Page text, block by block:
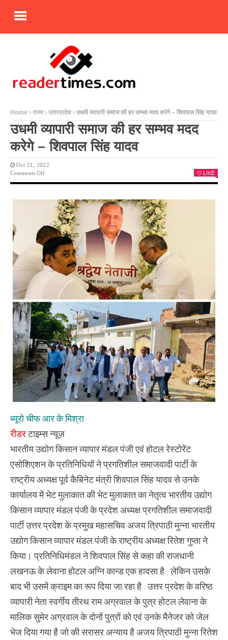
Home राज्य उत्तरप्रदेश उधमी व्यापारी समाज की हर सम्भव मदद करेगे – शिवपाल सिंह यादव
उधमी व्यापारी समाज की हर सम्भव मदद
करेगे – शिवपाल सिंह यादव
Oct 21, 2022
Comments OffOn
सम्भव
मदद
करेगे
शिवपाल
सिंह
यादव
LIKE
ब्यूरो चीफ आर के मिश्रा
रीडरटाइम्स न्यूज़
भारतीय उद्योग किसान व्यापार मंडल पंजी एवं होटल रेस्टोरेंट
एसोशिएशन के प्रतिनिधियों ने प्रगतिशील समाजवादी पार्टी के
राष्ट्रीय अध्यक्ष पूर्व कैबिनेट मंत्री शिवपाल सिंह यादव से उनके
कार्यालय में भेट मुलाकात की भेट मुलाकात का नेतृत्व भारतीय उद्योग
किसान व्यापार मंडल पंजी के प्रदेश अध्यक्ष प्रगतिशील समाजवादी
पार्टी उत्तर प्रदेश के प्रमुख महासचिव अजय त्रिपाठी मुन्ना भारतीय
उद्योग किसान व्यापार मंडल पंजी के राष्ट्रीय अध्यक्ष रितेश गुप्ता ने
किया। प्रतिनिधिमंडल ने शिवपाल सिंह से कहा की राजधानी
लखनऊ के लेवाना होटल अग्नि कान्ड एक हादसा है . लेकिन उसके
बाद भी उसमें क्राइम का रूप दिया जा रहा है . उत्तर प्रदेश के वरिष्ठ
व्यापारी नेता स्वर्गीय तीरथ राम अग्रवाल के पुत्र होटल लेवाना के
मालिक सुमेर अग्रवाल के दोनों पुत्रों को एवं उनके मैनेजर को जेल
भेज दिया गया है जो की सरासर अन्याय है अजय त्रिपाठी मुन्ना रितेश